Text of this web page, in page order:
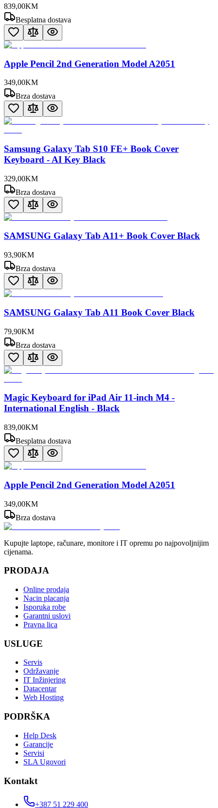
839,00KM
Besplatna dostava
Apple Pencil 2nd Generation Model A2051
349,00KM
Brza dostava
Samsung Galaxy Tab S10 FE+ Book Cover
Keyboard - AI Key Black
329,00KM
Brza dostava
SAMSUNG Galaxy Tab A11+ Book Cover Black
93,90KM
Brza dostava
SAMSUNG Galaxy Tab A11 Book Cover Black
79,90KM
Brza dostava
Magic Keyboard for iPad Air 11-inch M4 -
International English - Black
839,00KM
Besplatna dostava
Apple Pencil 2nd Generation Model A2051
349,00KM
Brza dostava
Kupujte laptope, računare, monitore i IT opremu po najpovoljnijim
cijenama.
PRODAJA
Online prodaja
Nacin placanja
Isporuka robe
Garantni uslovi
Pravna lica
USLUGE
Servis
Održavanje
IT Inžinjering
Datacentar
Web Hosting
PODRŠKA
Help Desk
Garancije
Servisi
SLA Ugovori
Kontakt
+387 51 229 400